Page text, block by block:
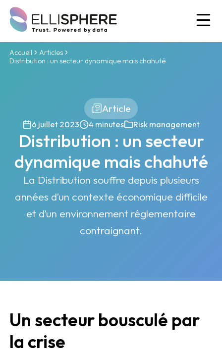
Accueil
Articles
Distribution : un secteur dynamique mais chahuté
Article
6 juillet 2023 4 minutes Risk management
Distribution : un secteur
dynamique mais chahuté
La Distribution souffre depuis plusieurs
années d’un contexte économique difficile
et d’un environnement réglementaire
contraignant.
Un secteur bousculé par
la crise